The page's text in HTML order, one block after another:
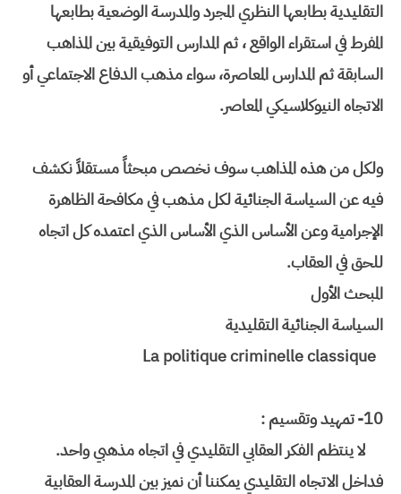
التقليدية بطابعها النظري المجرد والمدرسة الوضعية بطابعها
المفرط في استقراء الواقع ، ثم المدارس التوفيقية بين المذاهب
السابقة ثم المدارس المعاصرة، سواء مذهب الدفاع الاجتماعي أو
الاتجاه النيوكلاسيكي المعاصر.
ولكل من هذه المذاهب سوف نخصص مبحثاً مستقلاً نكشف
فيه عن السياسة الجنائية لكل مذهب في مكافحة الظاهرة
الإجرامية وعن الأساس الذي الأساس الذي اعتمده كل اتجاه
للحق في العقاب.
المبحث الأول
السياسة الجنائية التقليدية
10- تمهيد وتقسيم :
لا ينتظم الفكر العقابي التقليدي في اتجاه مذهبي واحد.
فداخل الاتجاه التقليدي يمكننا أن نميز بين المدرسة العقابية